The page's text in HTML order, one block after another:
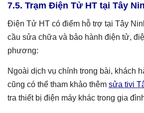
7.5. Trạm Điện Tử HT tại Tây
Điện Tử HT có điểm hỗ trợ tại Tây
cầu sửa chữa và bảo hành điện tử,
phương:
Ngoài dịch vụ chính trong bài, khách
cũng có thể tham khảo thêm sửa tivi
tra thiết bị điện máy khác trong gia